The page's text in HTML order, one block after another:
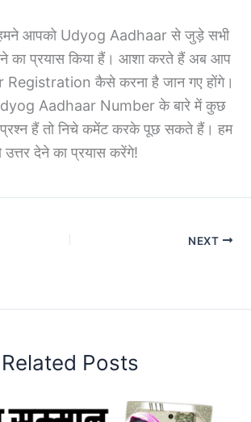
आपको Udyog Aadhaar से जुड़े सभी
का प्रयास किया हैं। आशा करते हैं अब आप
कैसे करना है जान गए होंगे।
Aadhaar Number के बारे में कुछ
प्रश्न हैं तो निचे कमेंट करके पूछ सकते हैं। हम
देने का प्रयास करेंगे!
NEXT
Related Posts